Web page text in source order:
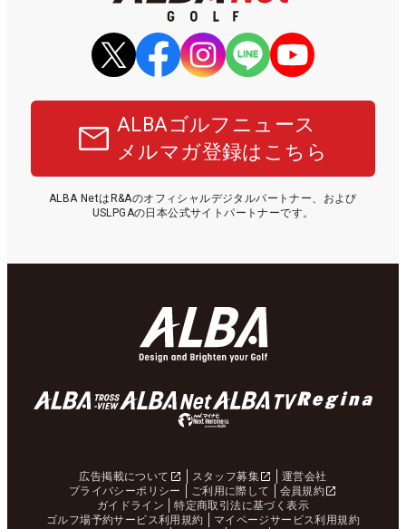
ALBAゴルフニュース
メルマガ登録はこちら
ALBA NetはR&Aのオフィシャルデジタルパートナー、および
USLPGAの日本公式サイトパートナーです。
広告掲載について スタッフ募集
運営会社
プライバシーポリシー
ご利用に際して
会員規約
ガイドライン
特定商取引法に基づく表示
ゴルフ場予約サービス利用規約
マイページサービス利用規約